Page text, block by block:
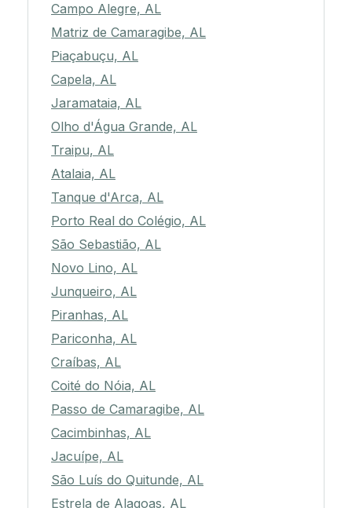
Campo Alegre, AL
Matriz de Camaragibe, AL
Piaçabuçu, AL
Capela, AL
Jaramataia, AL
Olho d'Água Grande, AL
Traipu, AL
Atalaia, AL
Tanque d'Arca, AL
Porto Real do Colégio, AL
São Sebastião, AL
Novo Lino, AL
Junqueiro, AL
Piranhas, AL
Pariconha, AL
Craíbas, AL
Coité do Nóia, AL
Passo de Camaragibe, AL
Cacimbinhas, AL
Jacuípe, AL
São Luís do Quitunde, AL
Estrela de Alagoas, AL